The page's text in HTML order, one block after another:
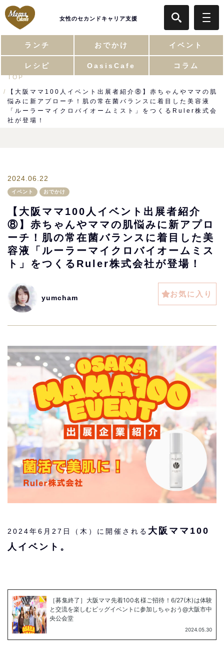
女性のセカンドキャリア支援
ランチ おでかけ イベント
レシピ OasisCafe コラム
TOP
【大阪ママ100人イベント出展者紹介⑧】赤ちゃんやママの肌
悩みに新アプローチ！肌の常在菌バランスに着目した美容液
「ルーラーマイクロバイオームミスト」をつくるRuler株式会
社が登場！
2024.06.22
イベント おでかけ
【大阪ママ100人イベント出展者紹介
⑧】赤ちゃんやママの肌悩みに新アプロ
ーチ！肌の常在菌バランスに着目した美
容液「ルーラーマイクロバイオームミス
ト」をつくるRuler株式会社が登場！
yumcham お気に入り
2024年6月27日（木）に開催される 大阪ママ100
人イベント。